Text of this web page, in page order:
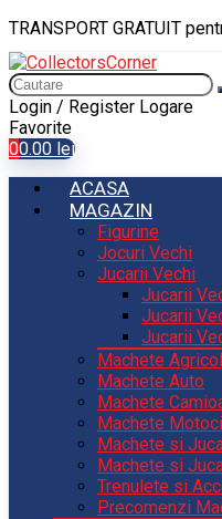
TRANSPORT GRATUIT
Login / Register Logare
Favorite
00.00 lei
ACASA
MAGAZIN
Figurine
Jocuri Vechi
Jucarii Vechi
Jucarii
Jucarii
Jucarii
Machete
Machete Auto
Machete
Machete
Machete si
Machete si
Trenulete si
Precomenzi